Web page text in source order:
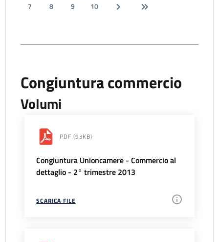
7
8 9 10
Congiuntura commercio
Volumi
PDF (93KB)
Congiuntura Unioncamere - Commercio al
dettaglio - 2° trimestre 2013
SCARICA FILE